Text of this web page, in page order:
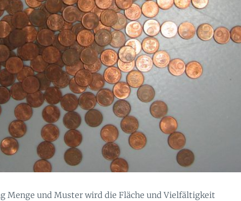
Menge und Muster wird die Fläche und Vielfältigkeit